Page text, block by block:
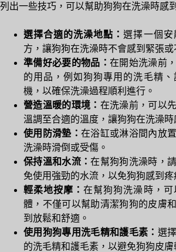
列出一些技巧，可以幫助狗狗在洗澡時感
選擇合適的洗澡地點：選擇一個安
方，讓狗狗在洗澡時不會感到緊張或
準備好必要的物品： 在開始洗澡前
的用品，例如狗狗專用的洗毛精
機，以確保洗澡過程順利進行。
營造溫暖的環境： 在洗澡前，可以
溫調至合適的溫度，讓狗狗在洗澡時
使用防滑墊： 在浴缸或淋浴間內放
洗澡時滑倒或受傷。
保持溫和水流：在幫狗狗洗澡時，
免使用強勁的水流，以免狗狗感到疼
輕柔地按摩：在幫狗狗洗澡時，
體，不僅可以幫助清潔狗狗的皮膚
到放鬆和舒適。
使用狗狗專用洗毛精和護毛素： 選
的洗毛精和護毛素，以避免狗狗皮膚